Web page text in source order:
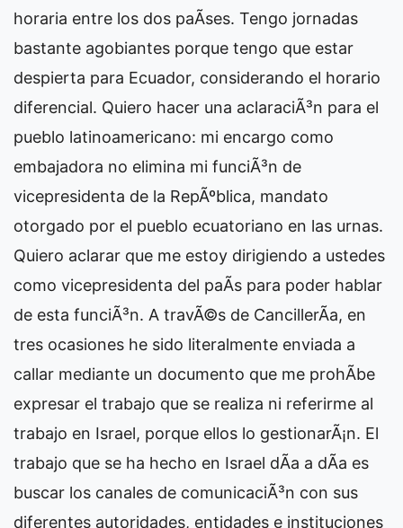
horaria entre los dos paÃ­ses. Tengo jornadas
bastante agobiantes porque tengo que estar
despierta para Ecuador, considerando el horario
diferencial. Quiero hacer una aclaraciÃ³n para el
pueblo latinoamericano: mi encargo como
embajadora no elimina mi funciÃ³n de
vicepresidenta de la RepÃºblica, mandato
otorgado por el pueblo ecuatoriano en las urnas.
Quiero aclarar que me estoy dirigiendo a ustedes
como vicepresidenta del paÃ­s para poder hablar
de esta funciÃ³n. A travÃ©s de CancillerÃ­a, en
tres ocasiones he sido literalmente enviada a
callar mediante un documento que me prohÃ­be
expresar el trabajo que se realiza ni referirme al
trabajo en Israel, porque ellos lo gestionarÃ¡n. El
trabajo que se ha hecho en Israel dÃ­a a dÃ­a es
buscar los canales de comunicaciÃ³n con sus
diferentes autoridades, entidades e instituciones